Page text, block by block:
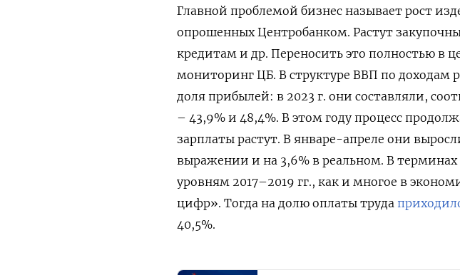
Главной проблемой бизнес называет рост
опрошенных Центробанком. Растут
кредитам и др. Переносить это полностью в
мониторинг ЦБ. В структуре ВВП по доходам
доля прибылей: в 2023 г. они составляли,
– 43,9% и 48,4%. В этом году процесс
зарплаты растут. В январе-апреле они
выражении и на 3,6% в реальном. В
уровням 2017–2019 гг., как и многое в
цифр». Тогда на долю оплаты труда
40,5%.